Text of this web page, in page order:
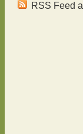
RSS Feed